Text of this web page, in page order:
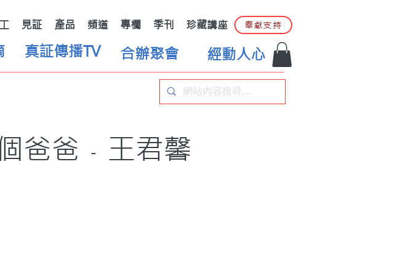
見証 產品 頻道 專欄 季刊 珍藏講座 奉獻支持
真証傳播TV 合辦聚會 經動人心
爸爸﹣王君馨